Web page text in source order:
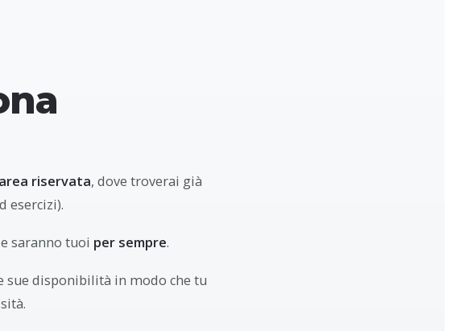
area riservata, dove troverai già
esercizi).
saranno tuoi per sempre.
sue disponibilità in modo che tu